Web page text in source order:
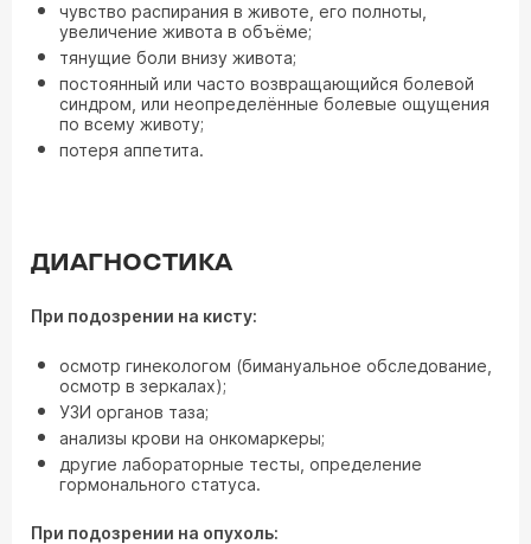
чувство распирания в животе, его полноты,
увеличение живота в объёме;
тянущие боли внизу живота;
постоянный или часто возвращающийся болевой
синдром, или неопределённые болевые ощущения
по всему животу;
потеря аппетита.
ДИАГНОСТИКА
При подозрении на кисту:
осмотр гинекологом (бимануальное обследование,
осмотр в зеркалах);
УЗИ органов таза;
анализы крови на онкомаркеры;
другие лабораторные тесты, определение
гормонального статуса.
При подозрении на опухоль: